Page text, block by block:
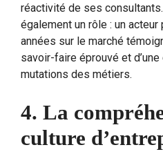
réactivité de ses consultants.
également un rôle : un
années sur le marché
savoir-faire éprouvé et d’une
mutations des métiers.
4. La
culture